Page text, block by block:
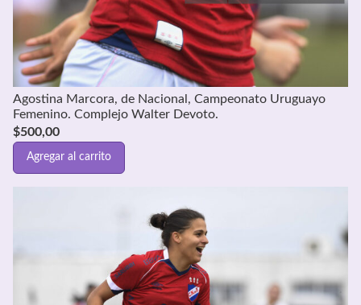
Agostina Marcora, de Nacional, Campeonato Uruguayo
Femenino. Complejo Walter Devoto.
$500,00
Agregar al carrito